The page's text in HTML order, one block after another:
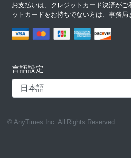
お支払いは、クレジットカード決済がご
ットカードをお持ちでない方は、事務局
言語設定
© AnyTimes Inc. All Rights Reserved